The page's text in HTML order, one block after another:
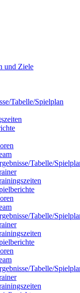
und Ziele
Tabelle/Spielplan
Tabelle/
Tabelle/
Tabelle/